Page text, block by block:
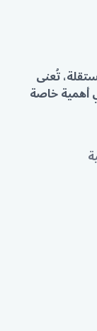
تُعنى
أهمية خاصة